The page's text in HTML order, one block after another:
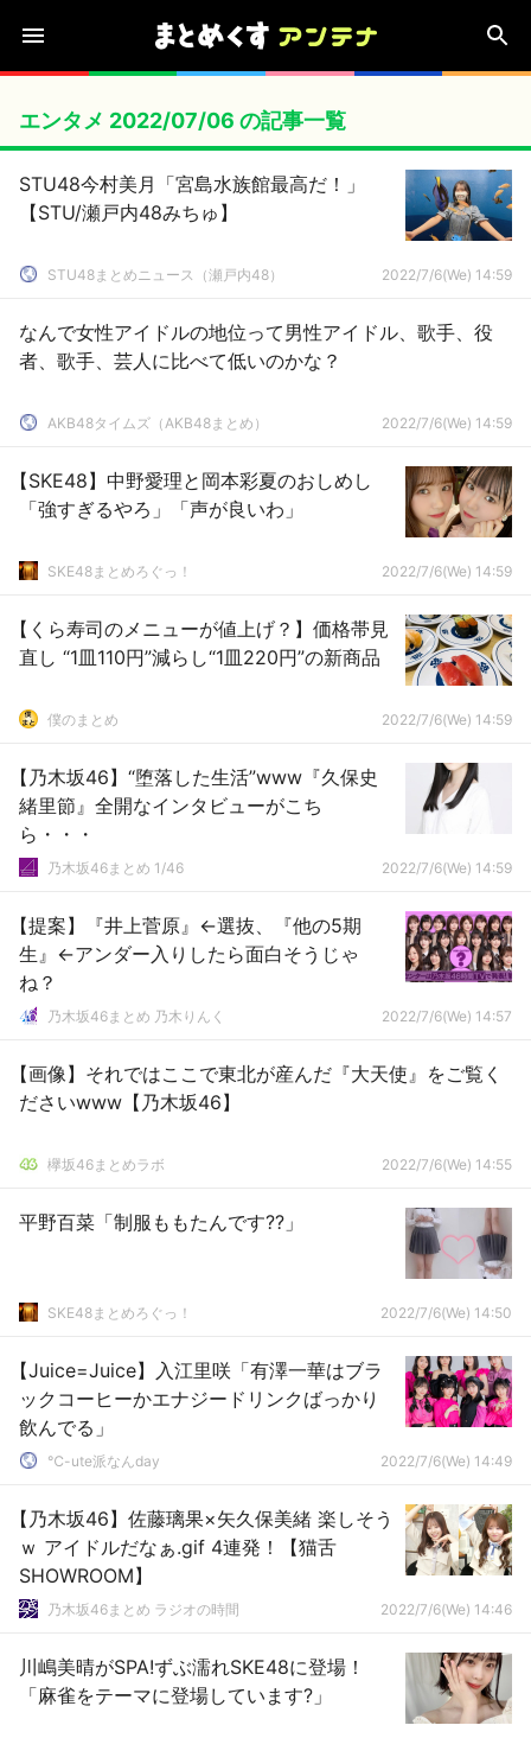
エンタメ 2022/07/06 の記事一覧
STU48今村美月「宮島水族館最高だ！」
【STU/瀬戸内48みちゅ】
STU48まとめニュース（瀬戸内48） 2022/7/6(We) 14:59
なんで女性アイドルの地位って男性アイドル、歌手、役
者、歌手、芸人に比べて低いのかな？
AKB48タイムズ（AKB48まとめ） 2022/7/6(We) 14:59
【SKE48】中野愛理と岡本彩夏のおしめし
「強すぎるやろ」「声が良いわ」
SKE48まとめろぐっ！ 2022/7/6(We) 14:59
【くら寿司のメニューが値上げ？】価格帯見
直し “1皿110円”減らし“1皿220円”の新商品
僕のまとめ 2022/7/6(We) 14:59
【乃木坂46】“堕落した生活”www『久保史
緒里節』全開なインタビューがこち
ら・・・
乃木坂46まとめ 1/46 2022/7/6(We) 14:59
【提案】『井上菅原』←選抜、『他の5期
生』←アンダー入りしたら面白そうじゃ
ね？
乃木坂46まとめ 乃木りんく 2022/7/6(We) 14:57
【画像】それではここで東北が産んだ『大天使』をご覧く
ださいwww【乃木坂46】
欅坂46まとめラボ 2022/7/6(We) 14:55
平野百菜「制服ももたんです??」
SKE48まとめろぐっ！ 2022/7/6(We) 14:50
【Juice=Juice】入江里咲「有澤一華はブラ
ックコーヒーかエナジードリンクばっかり
飲んでる」
℃-ute派なんday 2022/7/6(We) 14:49
【乃木坂46】佐藤璃果×矢久保美緒 楽しそう
ｗ アイドルだなぁ.gif 4連発！【猫舌
SHOWROOM】
乃木坂46まとめ ラジオの時間 2022/7/6(We) 14:46
川嶋美晴がSPA!ずぶ濡れSKE48に登場！
「麻雀をテーマに登場しています?」